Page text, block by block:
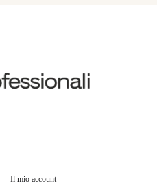
Il mio account